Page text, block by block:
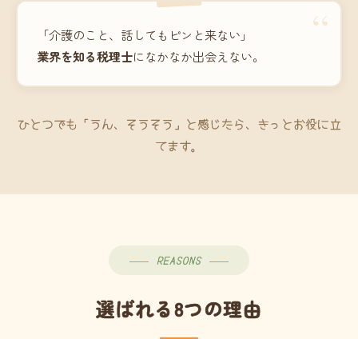
“
「介護のこと、話してもピンと来ない」
業界を知る税理士になかなか出会えない。
ひとつでも「うん、そうそう」と感じたら、きっとお役に立
てます。
REASONS
選ばれる8つの理由